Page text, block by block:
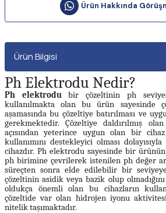
Ürün Hakkında
Ürün Bilgisi
Ph Elektrodu Nedir?
Ph elektrodubir çözeltinin ph
kullanılmakta olan bu ürün sayesinde
aşamasında bu çözeltiye batırılması ve
gerekmektedir. Çözeltiye daldırılmış
açısından yeterince uygun olan bir
kullanımını destekleyici olması
cihazdır. Ph elektrodu sayesinde bir
ph birimine çevrilerek istenilen ph değer
süreçten sonra elde edilebilir bir
çözeltinin asidik veya bazik olup
oldukça önemli olan bu cihazların
çözeltide var olan hidrojen iyonu
nitelik taşımaktadır.